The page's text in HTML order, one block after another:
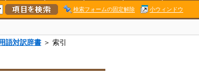
検索フォームの固定解除 小ウィンドウ
語対訳辞書 ＞ 索引